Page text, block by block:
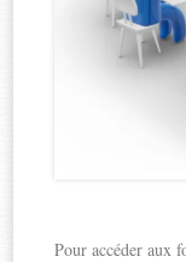
Pour accéder aux